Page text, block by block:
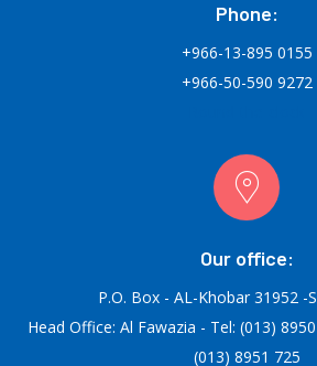
Phone:
+966-13-895 0155
+966-50-590 9272
Our office:
P.O. Box - AL-Khobar 31952 -
Head Office: Al Fawazia - Tel: (013)
(013) 8951 725